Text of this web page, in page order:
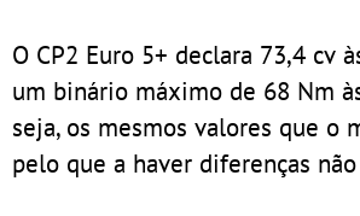
O CP2 Euro 5+ declara 73,4 cv
um binário máximo de 68 Nm
seja, os mesmos valores que o
pelo que a haver diferenças